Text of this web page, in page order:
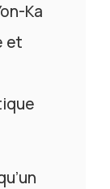
Ka
et